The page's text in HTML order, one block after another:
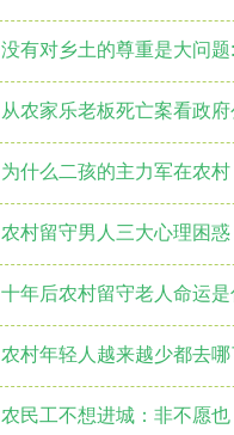
没有对乡土的尊重是大问
从农家乐老板死亡案看政府
为什么二孩的主力军在农村
农村留守男人三大心理困惑
十年后农村留守老人命运是
农村年轻人越来越少都去哪
农民工不想进城：非不愿